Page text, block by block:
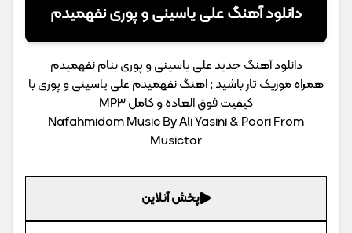
دانلود آهنگ علی یاسینی و پوری نفهمیدم
دانلود آهنگ جدید علی یاسینی و پوری بنام نفهمیدم
همراه موزیک تار باشید ; اهنگ نفهمیدم علی یاسینی و پوری با
کیفیت فوق العاده و کامل MP3
Nafahmidam Music By Ali Yasini & Poori From
Musictar
پخش آنلاین